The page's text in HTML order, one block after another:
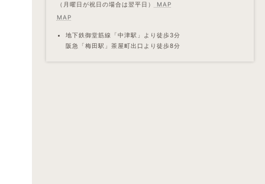
（月曜日が祝日の場合は翌平日）
MAP
MAP
地下鉄御堂筋線「中津駅」より徒歩3分
阪急「梅田駅」茶屋町出口より徒歩8分